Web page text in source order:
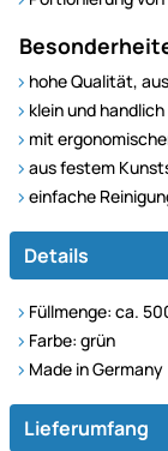
hohe Qualität,
klein und handlich
mit
aus festem
einfache
Details
Füllmenge: ca.
Farbe: grün
Made in Germany
Lieferumfang